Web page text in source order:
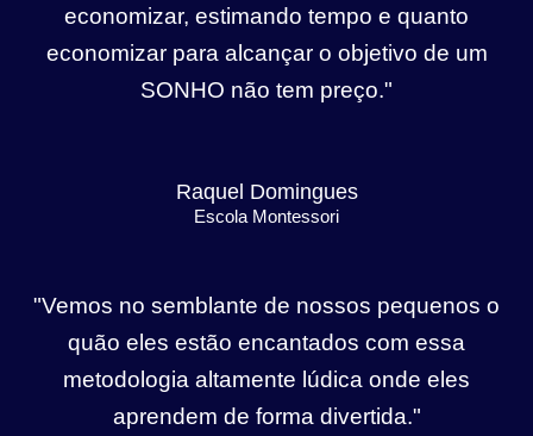
economizar, estimando tempo e quanto
economizar para alcançar o objetivo de um
SONHO não tem preço."
Raquel Domingues
Escola Montessori
"Vemos no semblante de nossos pequenos o
quão eles estão encantados com essa
metodologia altamente lúdica onde eles
aprendem de forma divertida."